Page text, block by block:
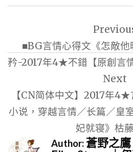
導
覽
■BG言情心得文《怎敵
矜-2017年4★不錯【原創言
Next
【CN简体中文】2017年
小说，穿越言情／长篇／皇
妃就寝》枯
Author:蒼野之